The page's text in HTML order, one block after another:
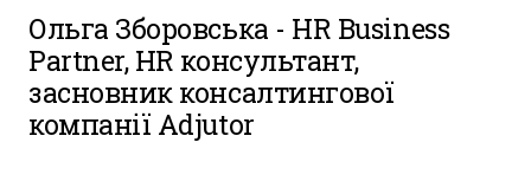
Ольга Зборовська - HR Business
Partner, HR консультант,
засновник консалтингової
компанії Adjutor